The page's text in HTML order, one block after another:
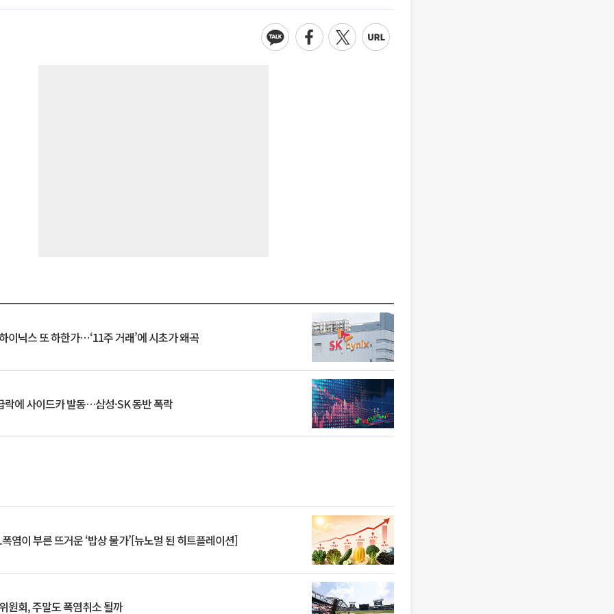
이닉스 또 하한가⋯‘11주 거래’에 시초가 왜곡
에 사이드카 발동…삼성·SK 동반 폭락
염이 부른 뜨거운 ‘밥상 물가’[뉴노멀 된 히트플레이션]
원회, 주말도 폭염취소 될까